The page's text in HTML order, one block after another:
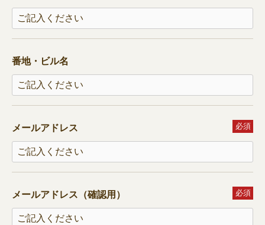
番地・ビル名
メールアドレス 必須
メールアドレス（確認用） 必須